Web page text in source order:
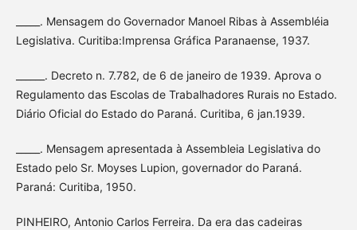
_____. Mensagem do Governador Manoel Ribas à Assembléia
Legislativa. Curitiba:Imprensa Gráfica Paranaense, 1937.
______. Decreto n. 7.782, de 6 de janeiro de 1939. Aprova o
Regulamento das Escolas de Trabalhadores Rurais no Estado.
Diário Oficial do Estado do Paraná. Curitiba, 6 jan.1939.
_____. Mensagem apresentada à Assembleia Legislativa do
Estado pelo Sr. Moyses Lupion, governador do Paraná.
Paraná: Curitiba, 1950.
PINHEIRO, Antonio Carlos Ferreira. Da era das cadeiras